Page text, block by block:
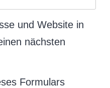
und Website in
nächsten
Formulars